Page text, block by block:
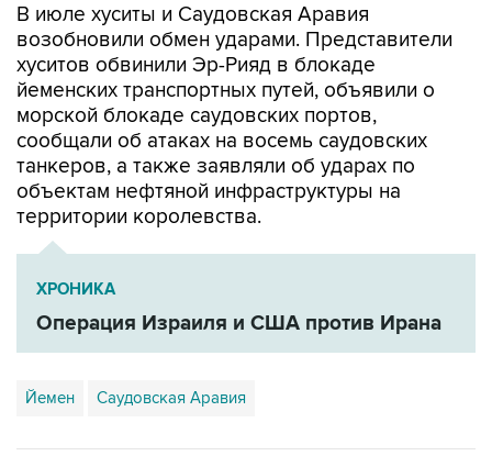
В июле хуситы и Саудовская Аравия
возобновили обмен ударами. Представители
хуситов обвинили Эр-Рияд в блокаде
йеменских транспортных путей, объявили о
морской блокаде саудовских портов,
сообщали об атаках на восемь саудовских
танкеров, а также заявляли об ударах по
объектам нефтяной инфраструктуры на
территории королевства.
ХРОНИКА
Операция Израиля и США против Ирана
Йемен Саудовская Аравия